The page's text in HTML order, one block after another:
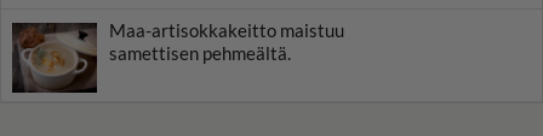
Maa-artisokkakeitto maistuu
samettisen pehmeältä.